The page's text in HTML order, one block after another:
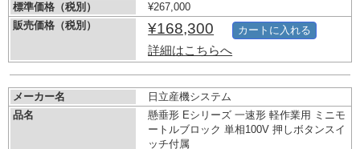
標準価格（税別）
¥267,000
販売価格（税別）
¥168,300
詳細はこちらへ
カートに入れる
メーカー名
日立産機システム
品名
懸垂形 Eシリーズ 一速形 軽作業用 ミニモ
ートルブロック 単相100V 押しボタンスイ
ッチ付属